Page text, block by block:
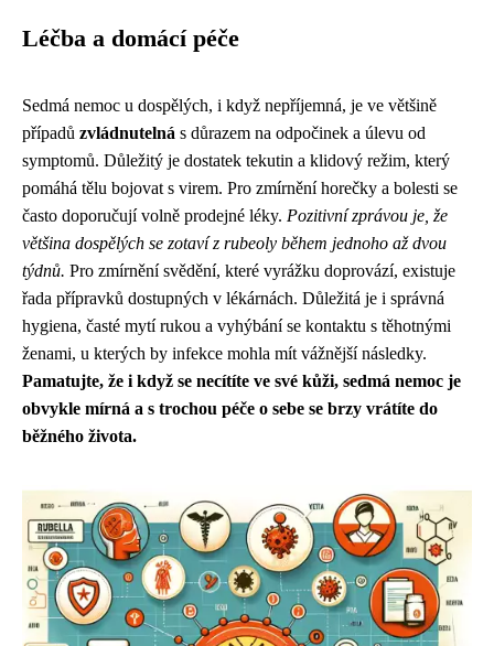
Léčba a domácí péče
Sedmá nemoc u dospělých, i když nepříjemná, je ve většině
případů zvládnutelná s důrazem na odpočinek a úlevu od
symptomů. Důležitý je dostatek tekutin a klidový režim, který
pomáhá tělu bojovat s virem. Pro zmírnění horečky a bolesti se
často doporučují volně prodejné léky. Pozitivní zprávou je, že
většina dospělých se zotaví z rubeoly během jednoho až dvou
týdnů. Pro zmírnění svědění, které vyrážku doprovází, existuje
řada přípravků dostupných v lékárnách. Důležitá je i správná
hygiena, časté mytí rukou a vyhýbání se kontaktu s těhotnými
ženami, u kterých by infekce mohla mít vážnější následky.
Pamatujte, že i když se necítíte ve své kůži, sedmá nemoc je
obvykle mírná a s trochou péče o sebe se brzy vrátíte do
běžného života.